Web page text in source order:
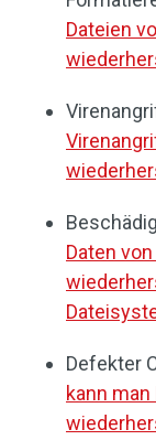
Dateien
Daten
Defekter
kann